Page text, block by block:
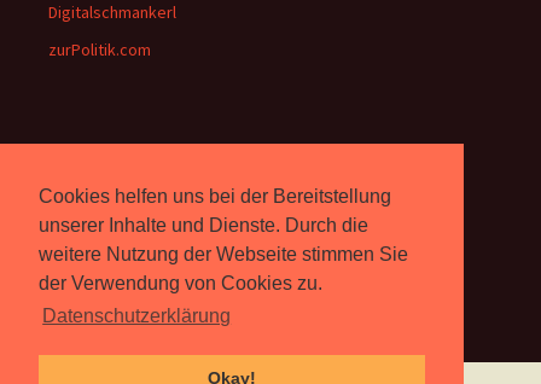
Cookies helfen uns bei der Bereitstellung
unserer Inhalte und Dienste. Durch die
weitere Nutzung der Webseite stimmen Sie
der Verwendung von Cookies zu.
Datenschutzerklärung
Okay!
Digitalschmankerl
zurPolitik.com
Rebell.atberichtet seit 2003
unabhängig über Computer-
und Videospiele. (Impressum)